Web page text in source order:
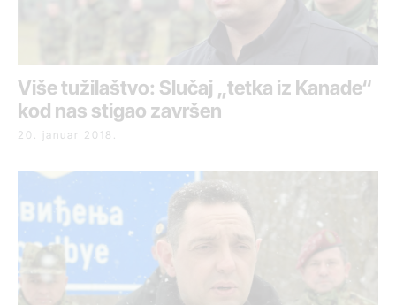
Više tužilaštvo: Slučaj „tetka iz Kanade“
kod nas stigao završen
20. januar 2018.